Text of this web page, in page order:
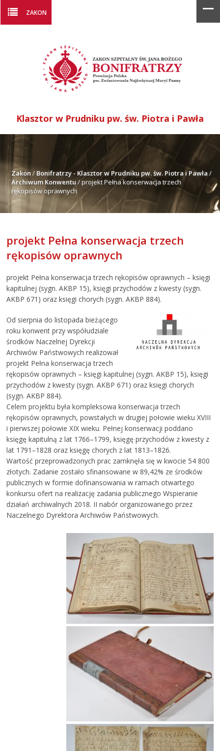
ZAKON
Klasztor w Prudniku pw. św. Piotra i Pawła
Zakon / Bonifratrzy - Klasztor w Prudniku pw. św. Piotra i Pawła /
Archiwum Konwentu/projekt Pełna konserwacja trzech
rękopisów oprawnych
projekt Pełna konserwacja trzech
rękopisów oprawnych
projekt Pełna konserwacja trzech rękopisów oprawnych – księgi
kapitulnej (sygn. AKBP 15), księgi przychodów z kwesty (sygn.
AKBP 671) oraz księgi chorych (sygn. AKBP 884).
Od sierpnia do listopada bieżącego
roku konwent przy współudziale
środków Naczelnej Dyrekcji
Archiwów Państwowych realizował
projekt Pełna konserwacja trzech
rękopisów oprawnych – księgi kapitulnej (sygn. AKBP 15), księgi
przychodów z kwesty (sygn. AKBP 671) oraz księgi chorych
(sygn. AKBP 884).
Celem projektu była kompleksowa konserwacja trzech
rękopisów oprawnych, powstałych w drugiej połowie wieku XVIII
i pierwszej połowie XIX wieku. Pełnej konserwacji poddano
księgę kapitulną z lat 1766–1799, księgę przychodów z kwesty z
lat 1791–1828 oraz księgę chorych z lat 1813–1826.
Wartość przeprowadzonych prac zamknęła się w kwocie 54 800
złotych. Zadanie zostało sfinansowane w 89,42% ze środków
publicznych w formie dofinansowania w ramach otwartego
konkursu ofert na realizację zadania publicznego Wspieranie
działań archiwalnych 2018. II nabór organizowanego przez
Naczelnego Dyrektora Archiwów Państwowych.